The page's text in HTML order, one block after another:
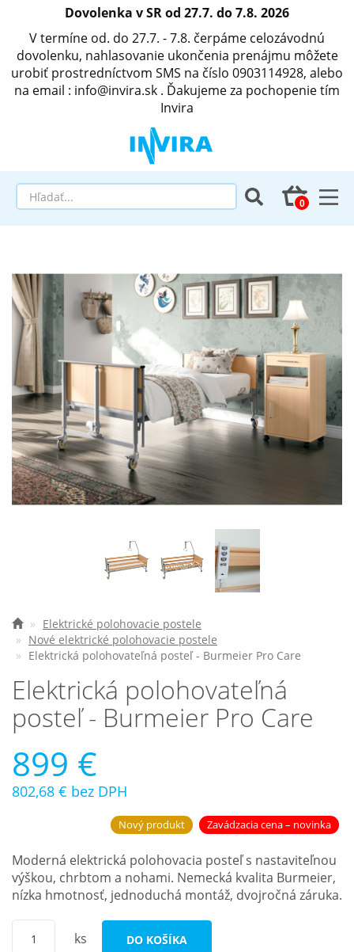
Dovolenka v SR od 27.7. do 7.8. 2026
V termíne od. do 27.7. - 7.8. čerpáme celozávodnú
dovolenku, nahlasovanie ukončenia prenájmu môžete
urobiť prostredníctvom SMS na číslo 0903114928, alebo
na email : info@invira.sk . Ďakujeme za pochopenie tím
Invira
Matrace a antidekubitné programy
Invalidné vozíky
Elektrické vozíky
Ostatné pomôcky
Zdravotnícke prístroje
Požičovňa
Akcie a zľavy
Všetko o nákupe
O spoločnosti
Kontakt
Elektrické polohovacie postele
Nové elektrické polohovacie postele
Elektrická polohovateľná posteľ - Burmeier Pro Care
Elektrická polohovateľná
posteľ - Burmeier Pro Care
899 €
802,68 € bez DPH
Nový produkt Zavádzacia cena – novinka
Moderná elektrická polohovacia posteľ s nastaviteľnou
výškou, chrbtom a nohami. Nemecká kvalita Burmeier,
nízka hmotnosť, jednoduchá montáž, dvojročná záruka.
ks DO KOŠÍKA